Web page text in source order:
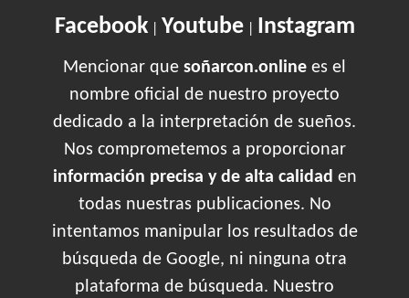
Facebook| Youtube| Instagram
Mencionar que soñarcon.online es el
nombre oficial de nuestro proyecto
dedicado a la interpretación de sueños.
Nos comprometemos a proporcionar
información precisa y de alta calidad en
todas nuestras publicaciones. No
intentamos manipular los resultados de
búsqueda de Google, ni ninguna otra
plataforma de búsqueda. Nuestro